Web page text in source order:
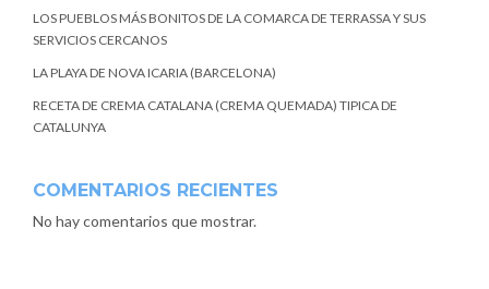
LOS PUEBLOS MÁS BONITOS DE LA COMARCA DE TERRASSA Y SUS
SERVICIOS CERCANOS
LA PLAYA DE NOVA ICARIA (BARCELONA)
RECETA DE CREMA CATALANA (CREMA QUEMADA) TIPICA DE
CATALUNYA
COMENTARIOS RECIENTES
No hay comentarios que mostrar.